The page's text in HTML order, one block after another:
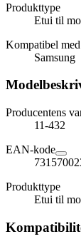
Produkttype
Etui til
Kompatibel
Samsung
Producentens
11-432
EAN-kode
Produkttype
Etui til